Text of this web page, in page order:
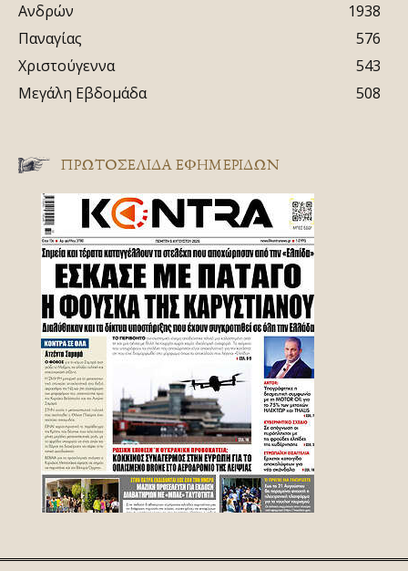
Ανδρών
1938
Παναγίας
576
Χριστούγεννα
543
Μεγάλη Εβδομάδα
508
ΠΡΩΤΟΣΈΛΙΔΑ ΕΦΗΜΕΡΊΔΩΝ